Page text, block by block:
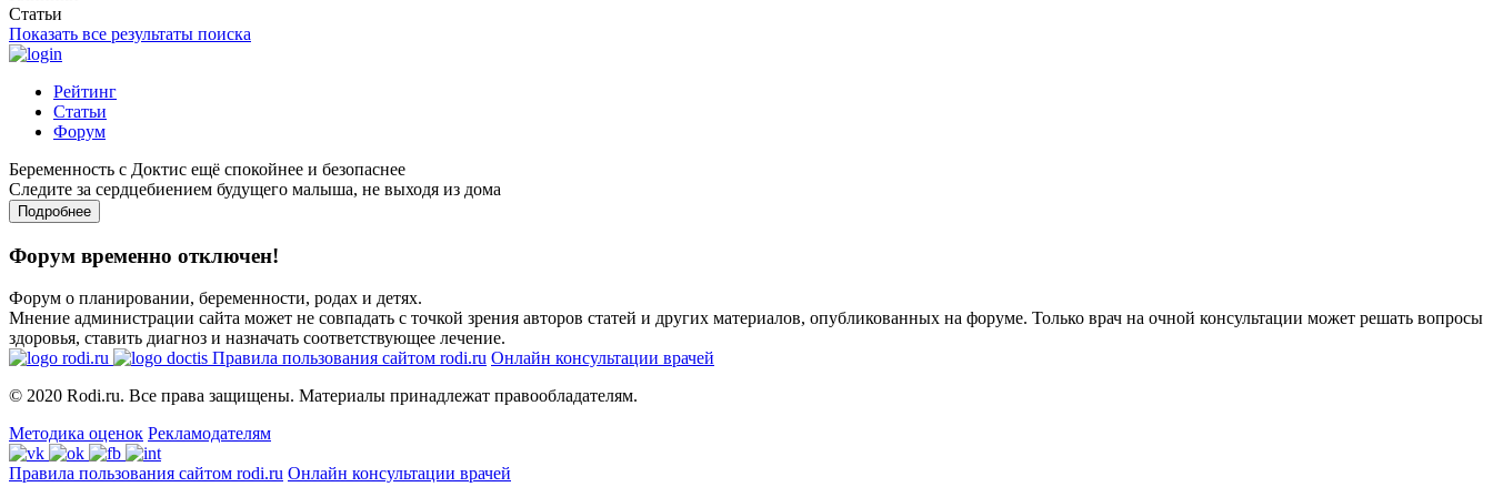
Статьи
Показать все результаты поиска
Рейтинг
Статьи
Форум
Беременность с Доктис ещё спокойнее и безопаснее
Следите за сердцебиением будущего малыша, не выходя из дома
Подробнее
Форум временно отключен!
Форум о планировании, беременности, родах и детях.
Мнение администрации сайта может не совпадать с точкой зрения авторов статей и других материалов, опубликованных на форуме. Только врач на очной консультации может решать вопросы
здоровья, ставить диагноз и назначать соответствующее лечение.
Правила пользования сайтом rodi.ru Онлайн консультации врачей
© 2020 Rodi.ru. Все права защищены. Материалы принадлежат правообладателям.
Методика оценок Рекламодателям
Правила пользования сайтом rodi.ru Онлайн консультации врачей